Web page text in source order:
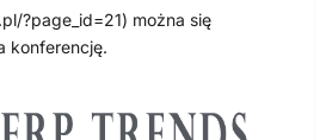
?page_id=21) można się
konferencję.